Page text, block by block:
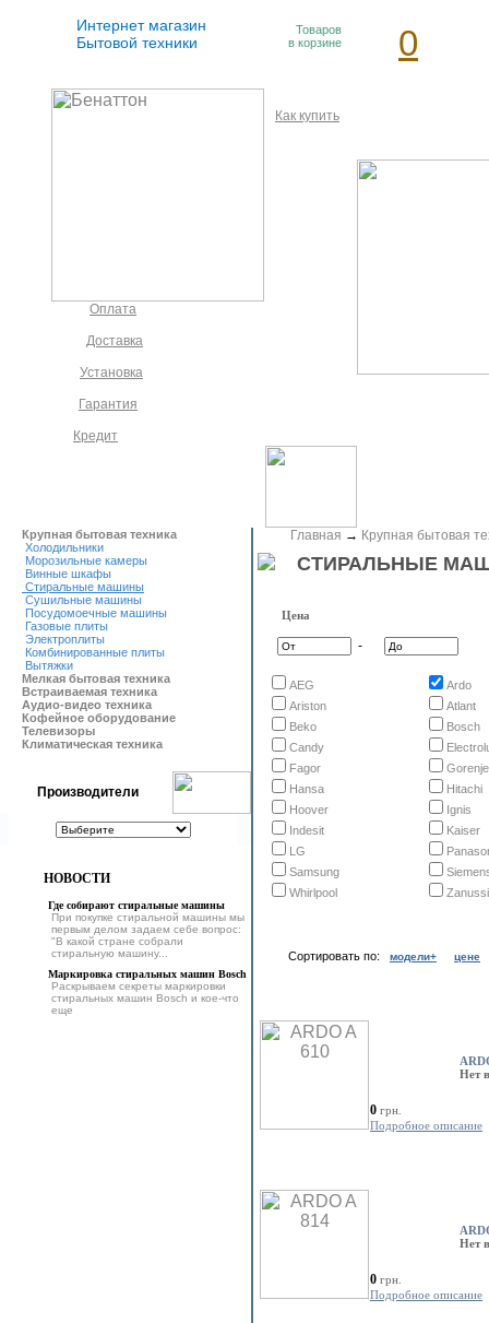
Интернет магазин
Бытовой техники
Товаров
в корзине
0
Как купить
Оплата
Доставка
Установка
Гарантия
Кредит
Крупная бытовая техника
Холодильники
Морозильные камеры
Винные шкафы
Стиральные машины
Сушильные машины
Посудомоечные машины
Газовые плиты
Электроплиты
Комбинированные плиты
Вытяжки
Мелкая бытовая техника
Встраиваемая техника
Аудио-видео техника
Кофейное оборудование
Телевизоры
Климатическая техника
Производители
НОВОСТИ
Где собирают стиральные машины
При покупке стиральной машины мы
первым делом задаем себе вопрос:
"В какой стране собрали
стиральную машину...
Маркировка стиральных машин Bosch
Раскрываем секреты маркировки
стиральных машин Bosch и кое-что
еще
Главная → Крупная бытовая
СТИРАЛЬНЫЕ
Цена
-
AEG
Ardo
Ariston
Atlant
Beko
Bosch
Candy
Fagor
Gorenje
Hansa
Hitachi
Hoover
Ignis
Indesit
Kaiser
LG
Samsung
Whirlpool
Zanussi
Сортировать по: модели+ цене
Нет
0 грн.
Подробное описание
Нет
0 грн.
Подробное описание